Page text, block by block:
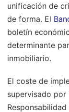
unificación de
de forma. El
boletín
determinante
inmobiliario.
El coste de
supervisado